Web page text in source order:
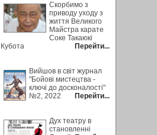
Скорбимо з
приводу уходу з
життя Великого
Майстра карате
Соке Такаюкі
Кубота
Перейти...
Вийшов в світ журнал
"Бойові мистецтва -
ключі до досконалості"
№2, 2022
Перейти...
Дух театру в
становленні